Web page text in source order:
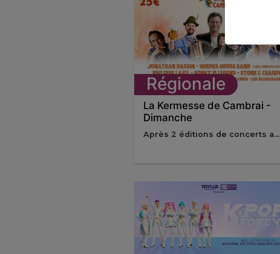
Régionale
La Kermesse de Cambrai -
Dimanche
Après 2 éditions de concerts a...